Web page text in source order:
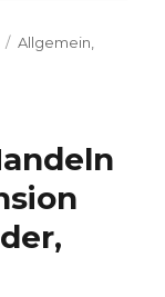
Kategorien
Allgemein